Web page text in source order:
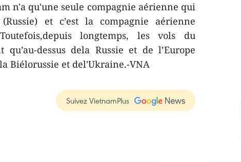
n'a qu'une seule compagnie aérienne qui
et c’est la compagnie aérienne
longtemps, les vols du
dessus dela Russie et de l’Europe
Biélorussie et del'Ukraine.-VNA
Suivez VietnamPlus